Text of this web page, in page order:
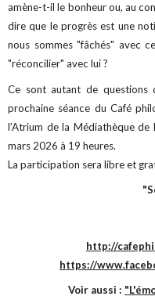
amène-t-il le bonheur ou, au
dire que le progrès est une
nous sommes "fâchés" avec
"réconcilier" avec lui ?
Ce sont autant de
prochaine séance du Café
l’Atrium de la Médiathèque
mars 2026 à 19 heures.
La participation sera libre et
http://
https://
Voir aussi :